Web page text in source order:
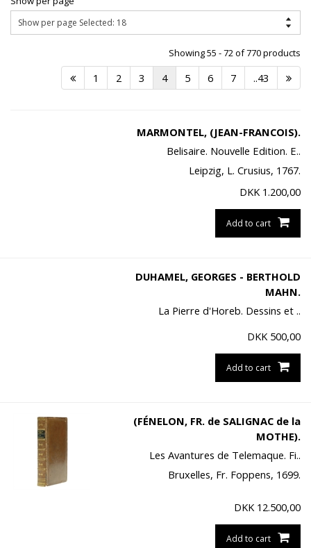
Showing 55 - 72 of 770 products
1 2 3 4 5 6 7 ..43
MARMONTEL, (JEAN-FRANCOIS).
Belisaire. Nouvelle Edition. E..
Leipzig, L. Crusius, 1767.
DKK 1.200,00
Add to cart
DUHAMEL, GEORGES - BERTHOLD
MAHN.
La Pierre d'Horeb. Dessins et ..
DKK 500,00
Add to cart
(FÉNELON, FR. de SALIGNAC de la
MOTHE).
Les Avantures de Telemaque. Fi..
Bruxelles, Fr. Foppens, 1699.
DKK 12.500,00
Add to cart